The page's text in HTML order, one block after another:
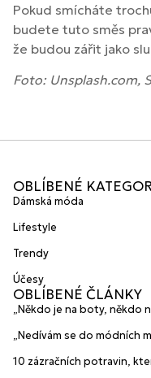
Pokud smícháte
budete tuto směs
že budou zářit jako
Foto: Unsplash.com,
OBLÍBENÉ
Dámská móda
Lifestyle
Trendy
Účesy
OBLÍBENÉ ČLÁNKY
„Někdo je na boty, někdo
HANAJANA Swimwear
„Nedívám se do módních
10 zázračních potravin,